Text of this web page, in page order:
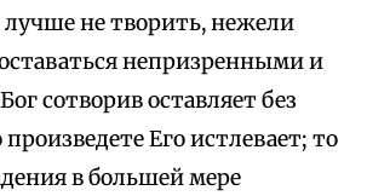
не творить, нежели
непризренными и
сотворив оставляет без
Его истлевает; то
в большей мере